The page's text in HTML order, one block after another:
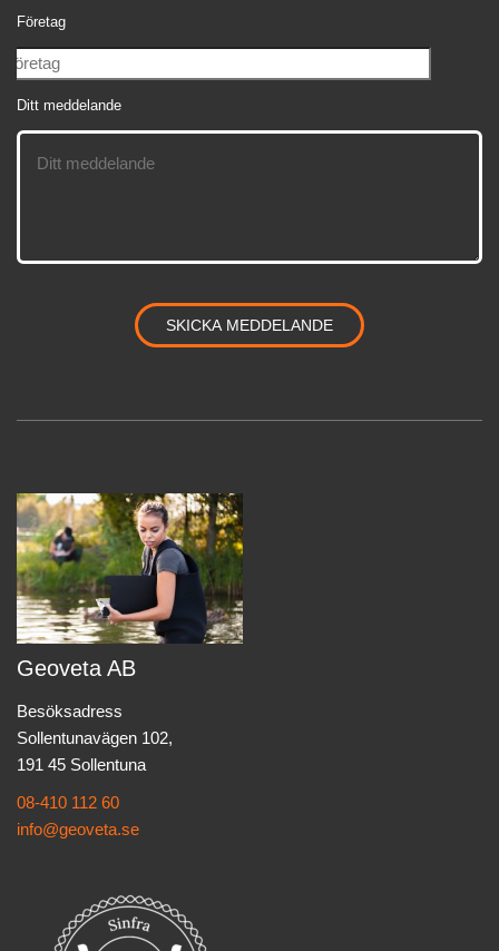
Företag
Ditt meddelande
Geoveta AB
Besöksadress
Sollentunavägen 102,
191 45 Sollentuna
08-410 112 60
info@geoveta.se